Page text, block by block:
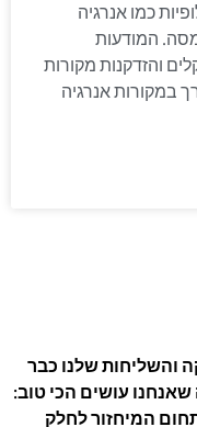
כמו אנרגיה
המודעות
והזדקנות מקורות
במקורות אנרגיה
והשליחות שלנו כבר
עושים הכי טוב:
המיחזור לחלק